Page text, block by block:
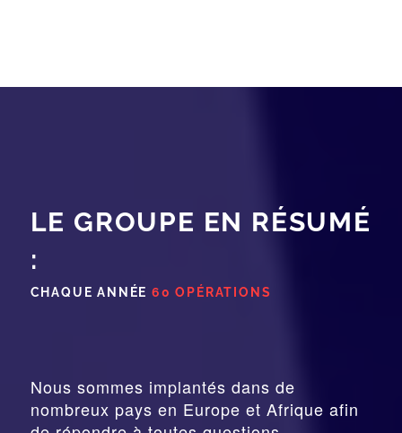
LE GROUPE EN RÉSUMÉ
:
CHAQUE ANNÉE 60 OPÉRATIONS
Nous sommes implantés dans de
nombreux pays en Europe et Afrique afin